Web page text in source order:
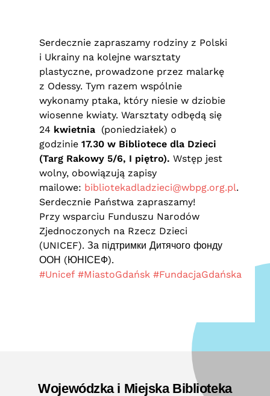
Serdecznie zapraszamy rodziny z Polski
i Ukrainy na kolejne warsztaty
plastyczne, prowadzone przez malarkę
z Odessy. Tym razem wspólnie
wykonamy ptaka, który niesie w dziobie
wiosenne kwiaty. Warsztaty odbędą się
24 kwietnia (poniedziałek) o
godzinie 17.30 w Bibliotece dla Dzieci
(Targ Rakowy 5/6, I piętro). Wstęp jest
wolny, obowiązują zapisy
mailowe: bibliotekadladzieci@wbpg.org.pl.
Serdecznie Państwa zapraszamy!
Przy wsparciu Funduszu Narodów
Zjednoczonych na Rzecz Dzieci
(UNICEF). За підтримки Дитячого фонду
ООН (ЮНІСЕФ).
#Unicef #MiastoGdańsk #FundacjaGdańska
Wojewódzka i Miejska Biblioteka